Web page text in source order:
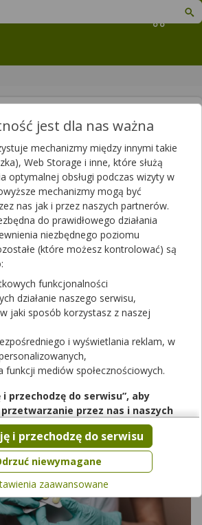
Koszyk
farmację i
w
15:09 Aktualizacja: 2023-12-06 11:24
To pytanie zadaje sobie wielu młodych
przyszłą karierę zawodową. Praca w
ukończenia pięcioletnich studiów,
uzyskania niezbędnych uprawnień.
farmację, gdzie możesz szukać
się, jak założyć aptekę.
przez:
Bartłomiej Łuczyński
jest dla nas ważna
mechanizmy między innymi takie
Web Storage i inne, które służą
optymalnej obsługi podczas wizyty w
mechanizmy mogą być
nas jak i przez naszych partnerów.
do prawidłowego działania
niezbędnego poziomu
(które możesz kontrolować) są
funkcjonalności
działanie naszego serwisu,
jaki sposób korzystasz z naszej
i wyświetlania reklam, w
funkcji mediów społecznościowych.
przechodzę do serwisu”, aby
przez nas i naszych
danych w powyższych celach.
zgody jest dobrowolne, a wyrażoną
chwili cofnąć, możesz też wycofać
Twoich danych tylko w niektórych
dowiedzieć się więcej lub chcesz
szczegółową, to możesz tego
„Ustawień zaawansowanych”.
niewymagane
i przechodzę do serwisu
zaawansowane